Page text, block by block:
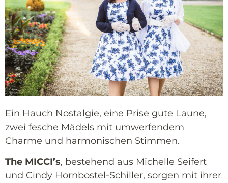
Ein Hauch Nostalgie, eine Prise gute Laune,
zwei fesche Mädels mit umwerfendem
Charme und harmonischen Stimmen.
The MICCI’s, bestehend aus Michelle Seifert
und Cindy Hornbostel-Schiller, sorgen mit ihrer